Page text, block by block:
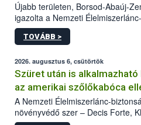
Újabb területen, Borsod-Abaúj-
igazolta a Nemzeti
kőrisrontó karcsúdíszbogár
kártevőt nem csak
az intenzív felderítést, emellett az
hatósággal is összehangolják a
TOVÁBB >
2026. augusztus 6, csütörtök
Szüret után is
az amerikai szőlőkabóca
A Nemzeti Élelmiszerlánc-
növényvédő szer – Decis Forte,